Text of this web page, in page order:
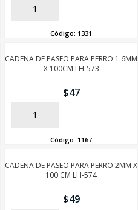
AÑADIR
Código: 1331
CADENA DE PASEO PARA PERRO 1.6MM
X 100CM LH-573
$47
AÑADIR
Código: 1167
CADENA DE PASEO PARA PERRO 2MM X
100 CM LH-574
$49